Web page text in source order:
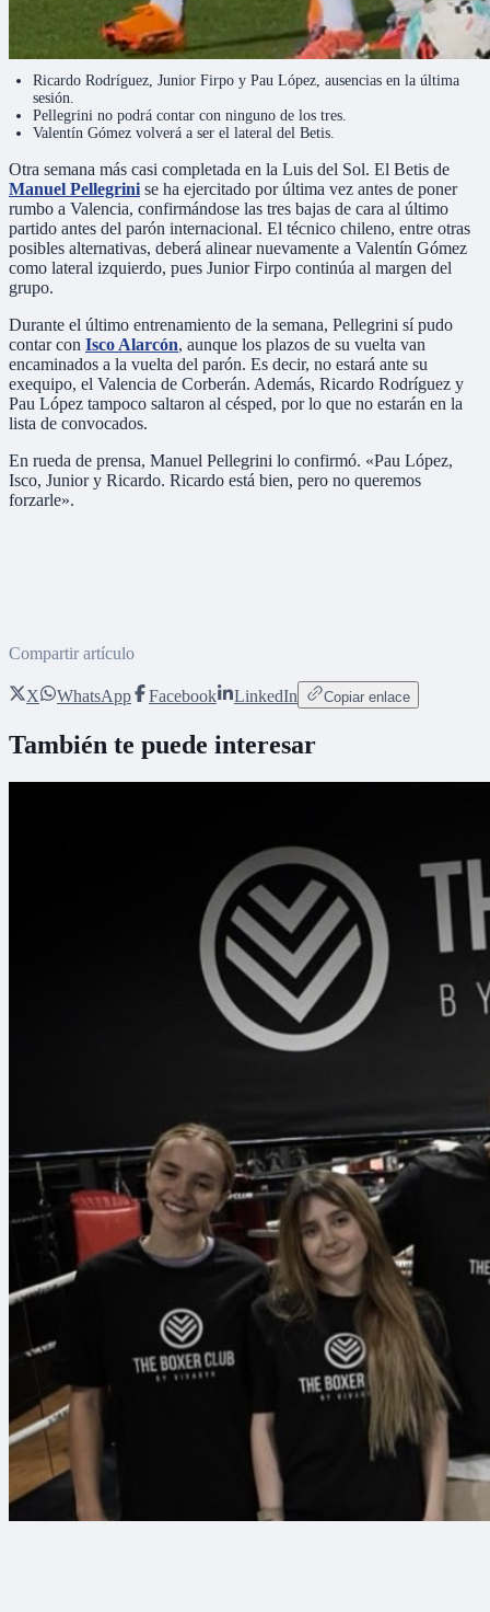
Ricardo Rodríguez, Junior Firpo y Pau López, ausencias en la última
sesión.
Pellegrini no podrá contar con ninguno de los tres.
Valentín Gómez volverá a ser el lateral del Betis.
Otra semana más casi completada en la Luis del Sol. El Betis de
Manuel Pellegrini se ha ejercitado por última vez antes de poner
rumbo a Valencia, confirmándose las tres bajas de cara al último
partido antes del parón internacional. El técnico chileno, entre otras
posibles alternativas, deberá alinear nuevamente a Valentín Gómez
como lateral izquierdo, pues Junior Firpo continúa al margen del
grupo.
Durante el último entrenamiento de la semana, Pellegrini sí pudo
contar con Isco Alarcón, aunque los plazos de su vuelta van
encaminados a la vuelta del parón. Es decir, no estará ante su
exequipo, el Valencia de Corberán. Además, Ricardo Rodríguez y
Pau López tampoco saltaron al césped, por lo que no estarán en la
lista de convocados.
En rueda de prensa, Manuel Pellegrini lo confirmó. «Pau López,
Isco, Junior y Ricardo. Ricardo está bien, pero no queremos
forzarle».
Compartir artículo
X WhatsApp Facebook LinkedIn Copiar enlace
También te puede interesar